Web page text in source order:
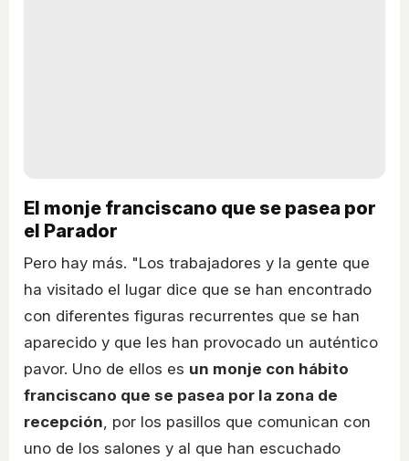
El monje franciscano que se pasea por
el Parador
Pero hay más. "Los trabajadores y la gente que
ha visitado el lugar dice que se han encontrado
con diferentes figuras recurrentes que se han
aparecido y que les han provocado un auténtico
pavor. Uno de ellos es un monje con hábito
franciscano que se pasea por la zona de
recepción , por los pasillos que comunican con
uno de los salones y al que han escuchado